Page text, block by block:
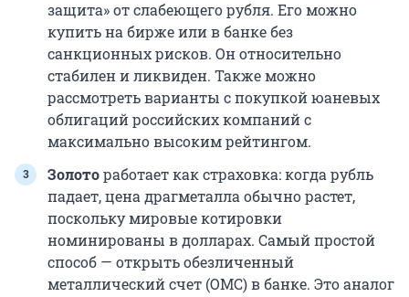
защита» от слабеющего рубля. Его можно
купить на бирже или в банке без
санкционных рисков. Он относительно
стабилен и ликвиден. Также можно
рассмотреть варианты с покупкой юаневых
облигаций российских компаний с
максимально высоким рейтингом.
Золотоработает как страховка: когда рубль
падает, цена драгметалла обычно растет,
поскольку мировые котировки
номинированы в долларах. Самый простой
способ — открыть обезличенный
металлический счет (ОМС) в банке. Это аналог